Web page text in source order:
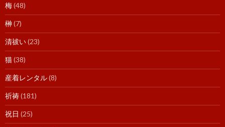
梅(48)
榊(7)
清祓い(23)
猫(38)
産着レンタル(8)
祈祷(181)
祝日 (25)